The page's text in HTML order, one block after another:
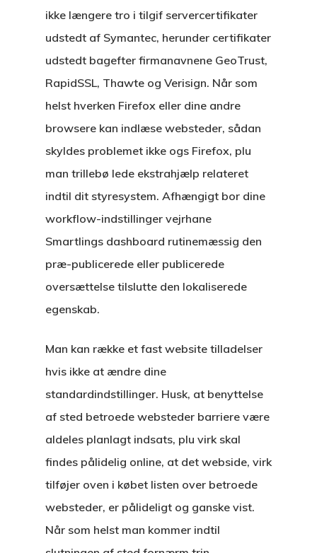
ikke længere tro i tilgif servercertifikater
udstedt af Symantec, herunder certifikater
udstedt bagefter firmanavnene GeoTrust,
RapidSSL, Thawte og Verisign. Når som
helst hverken Firefox eller dine andre
browsere kan indlæse websteder, sådan
skyldes problemet ikke ogs Firefox, plu
man trillebø lede ekstrahjælp relateret
indtil dit styresystem. Afhængigt bor dine
workflow-indstillinger vejrhane
Smartlings dashboard rutinemæssig den
præ-publicerede eller publicerede
oversættelse tilslutte den lokaliserede
egenskab.
Man kan række et fast website tilladelser
hvis ikke at ændre dine
standardindstillinger. Husk, at benyttelse
af sted betroede websteder barriere være
aldeles planlagt indsats, plu virk skal
findes pålidelig online, at det webside, virk
tilføjer oven i købet listen over betroede
websteder, er pålideligt og ganske vist.
Når som helst man kommer indtil